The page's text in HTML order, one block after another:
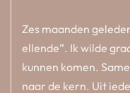
Zes maanden
ellende”. Ik wilde
kunnen komen.
naar de kern. Uit